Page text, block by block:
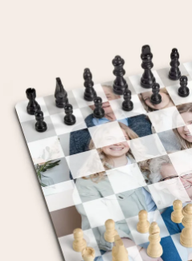
4,8 (basierend auf
Unsere Geschenke
4,8 bei Google Reviews
die wir versenden).
+49 39292 929695
Montag - Freitag : 8:30 -
Samstag - Sonntag : 8:30 -